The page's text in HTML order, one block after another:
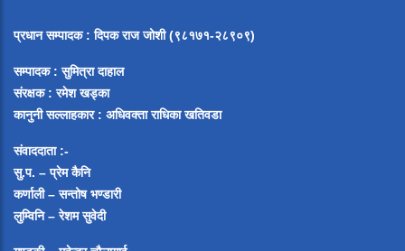
प्रधान सम्पादक: दिपक राज जोशी (९८१७१-२८९०९)
सम्पादक : सुमित्रा दाहाल
संरक्षक : रमेश खड्का
कानुनी सल्लाहकार : अधिवक्ता राधिका खतिवडा
संवाददाता :-
सु.प. – प्रेम कैनि
कर्णाली – सन्तोष भण्डारी
लुम्विनि – रेशम सुवेदी